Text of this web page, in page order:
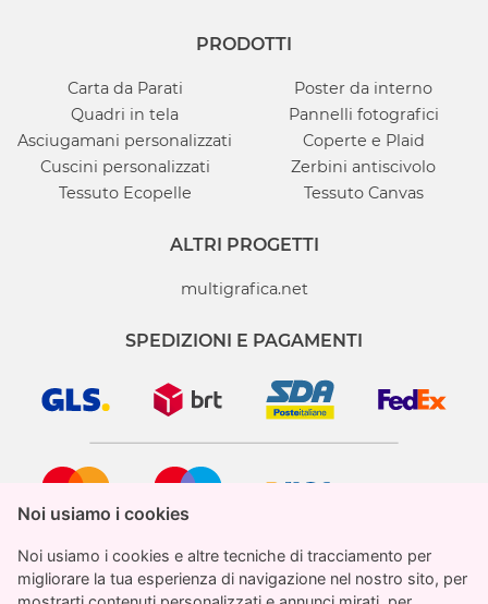
Noi usiamo i cookies
Noi usiamo i cookies e altre tecniche di tracciamento per
migliorare la tua esperienza di navigazione nel nostro sito, per
Noi usiamo i cookies
Noi usiamo i cookies e altre tecniche di tracciamento per
migliorare la tua esperienza di navigazione nel nostro sito, per
PRODOTTI
Carta da Parati
Poster da interno
Quadri in tela
Pannelli fotografici
Asciugamani personalizzati
Coperte e Plaid
Cuscini personalizzati
Zerbini antiscivolo
Tessuto Ecopelle
Tessuto Canvas
ALTRI PROGETTI
multigrafica.net
SPEDIZIONI E PAGAMENTI